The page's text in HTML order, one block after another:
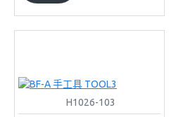
H1026-103